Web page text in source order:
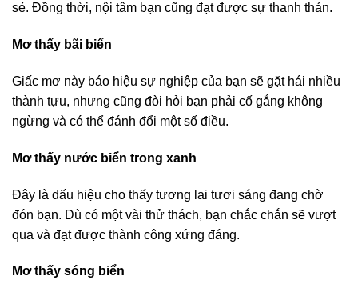
sẻ. Đồng thời, nội tâm bạn cũng đạt được sự thanh thản.
Mơ thấy bãi biển
Giấc mơ này báo hiệu sự nghiệp của bạn sẽ gặt hái nhiều
thành tựu, nhưng cũng đòi hỏi bạn phải cố gắng không
ngừng và có thể đánh đổi một số điều.
Mơ thấy nước biển trong xanh
Đây là dấu hiệu cho thấy tương lai tươi sáng đang chờ
đón bạn. Dù có một vài thử thách, bạn chắc chắn sẽ vượt
qua và đạt được thành công xứng đáng.
Mơ thấy sóng biển